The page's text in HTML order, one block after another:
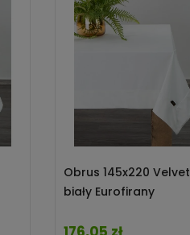
Obrus 145x220 Velvet
biały Eurofirany
Cena